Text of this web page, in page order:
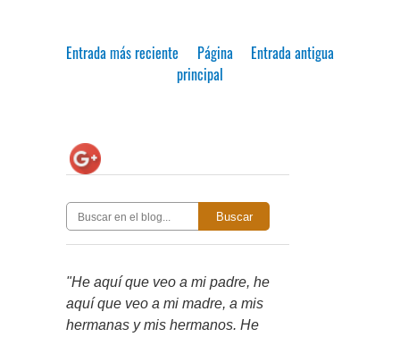
Entrada más reciente Entrada antigua
Página
principal
Buscar
"He aquí que veo a mi padre, he
aquí que veo a mi madre, a mis
hermanas y mis hermanos. He